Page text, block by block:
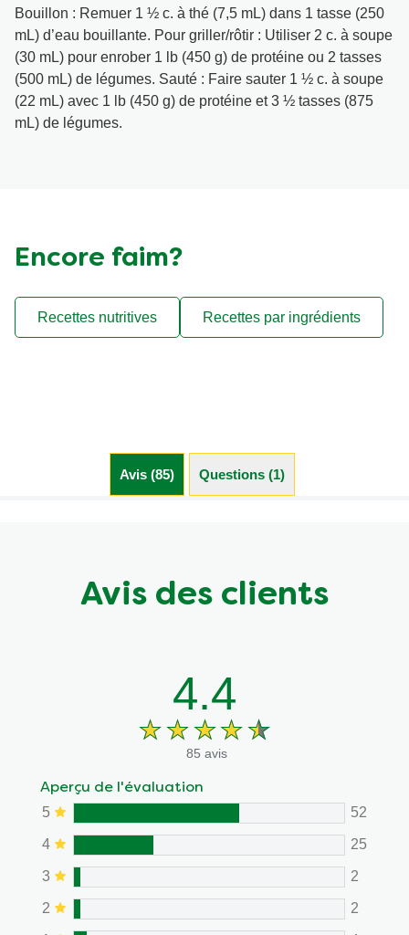
Bouillon : Remuer 1 ½ c. à thé (7,5 mL) dans 1 tasse (250
mL) d’eau bouillante. Pour griller/rôtir : Utiliser 2 c. à soupe
(30 mL) pour enrober 1 lb (450 g) de protéine ou 2 tasses
(500 mL) de légumes. Sauté : Faire sauter 1 ½ c. à soupe
(22 mL) avec 1 lb (450 g) de protéine et 3 ½ tasses (875
mL) de légumes.
Encore faim?
Recettes nutritives Recettes par ingrédients
Avis (85) Questions (1)
Avis des clients
4.4
85 avis
Aperçu de l'évaluation
5 52
4 25
3 2
2 2